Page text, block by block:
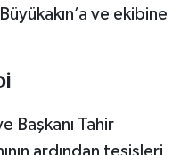
ve ekibine
Başkanı Tahir